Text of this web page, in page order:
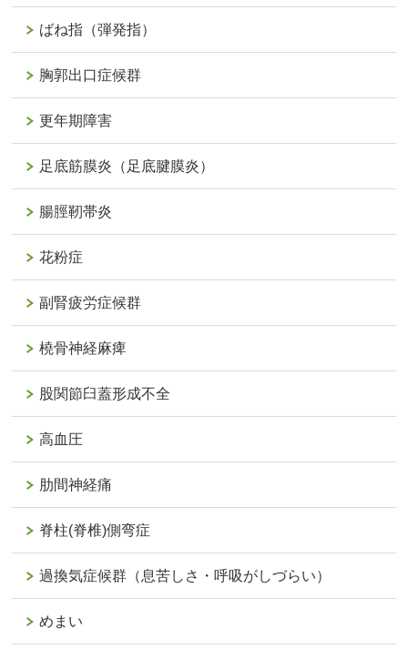
ばね指（弾発指）
胸郭出口症候群
更年期障害
足底筋膜炎（足底腱膜炎）
腸脛靭帯炎
花粉症
副腎疲労症候群
橈骨神経麻痺
股関節臼蓋形成不全
高血圧
肋間神経痛
脊柱(脊椎)側弯症
過換気症候群（息苦しさ・呼吸がしづらい）
めまい